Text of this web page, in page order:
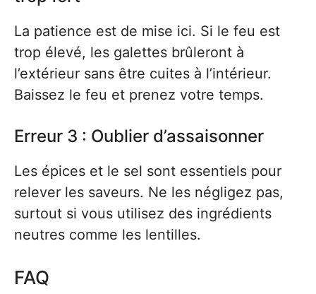
La patience est de mise ici. Si le feu est
trop élevé, les galettes brûleront à
l’extérieur sans être cuites à l’intérieur.
Baissez le feu et prenez votre temps.
Erreur 3 : Oublier d’assaisonner
Les épices et le sel sont essentiels pour
relever les saveurs. Ne les négligez pas,
surtout si vous utilisez des ingrédients
neutres comme les lentilles.
FAQ